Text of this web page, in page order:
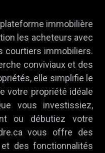
immobilière
les acheteurs avec
courtiers immobiliers.
conviviaux et des
elle simplifie le
votre propriété idéale
vous investissiez,
ou débutiez votre
vous offre des
des fonctionnalités